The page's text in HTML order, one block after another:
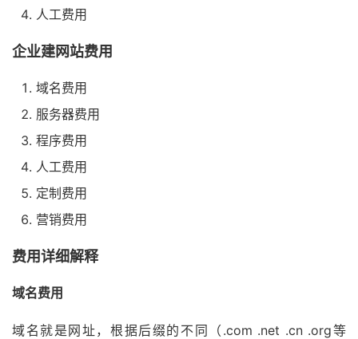
人工费用
企业建网站费用
域名费用
服务器费用
程序费用
人工费用
定制费用
营销费用
费用详细解释
域名费用
域名就是网址，根据后缀的不同（.com .net .cn .org等